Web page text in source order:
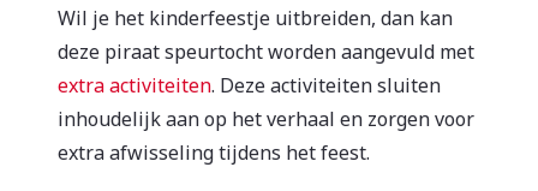
Wil je het kinderfeestje uitbreiden, dan kan
deze piraat speurtocht worden aangevuld met
extra activiteiten. Deze activiteiten sluiten
inhoudelijk aan op het verhaal en zorgen voor
extra afwisseling tijdens het feest.